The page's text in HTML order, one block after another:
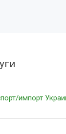
импорт